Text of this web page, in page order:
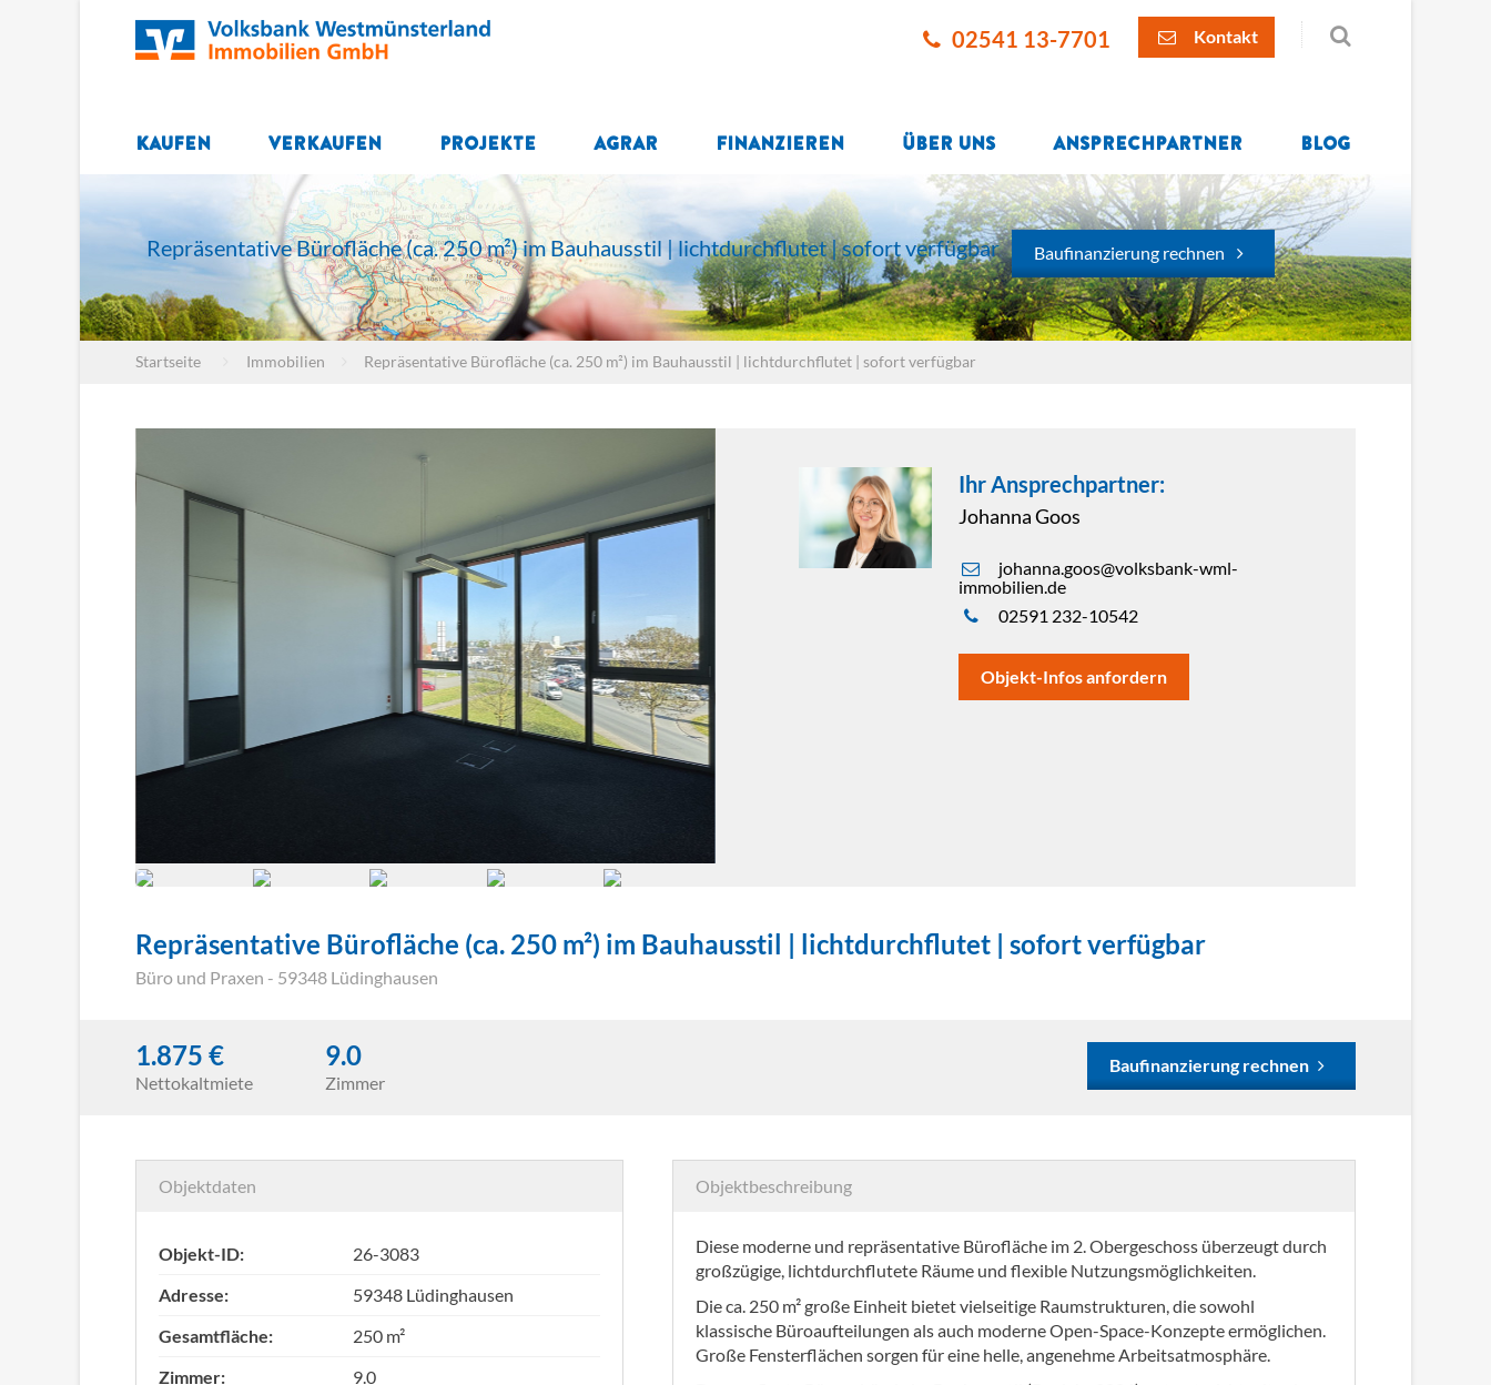
02541 13-7701 Kontakt
Kaufen Verkaufen Projekte Agrar Finanzieren Über uns Ansprechpartner Blog
Repräsentative Bürofläche (ca. 250 m²) im Bauhausstil | lichtdurchflutet | sofort verfügbar Baufinanzierung rechnen
Startseite Immobilien Repräsentative Bürofläche (ca. 250 m²) im Bauhausstil | lichtdurchflutet | sofort verfügbar
Ihr Ansprechpartner:
Johanna Goos
johanna.goos@volksbank-wml-
immobilien.de
02591 232-10542
Objekt-Infos anfordern
Repräsentative Bürofläche (ca. 250 m²) im Bauhausstil | lichtdurchflutet | sofort verfügbar
Büro und Praxen - 59348 Lüdinghausen
1.875 €
Nettokaltmiete
9.0
Zimmer
Baufinanzierung rechnen
Objektdaten
Objekt-ID:
26-3083
Adresse:
59348 Lüdinghausen
Gesamtfläche:
250 m²
Zimmer:
9.0
Objektbeschreibung
Diese moderne und repräsentative Bürofläche im 2. Obergeschoss überzeugt durch
großzügige, lichtdurchflutete Räume und flexible Nutzungsmöglichkeiten.
Die ca. 250 m² große Einheit bietet vielseitige Raumstrukturen, die sowohl
klassische Büroaufteilungen als auch moderne Open-Space-Konzepte ermöglichen.
Große Fensterflächen sorgen für eine helle, angenehme Arbeitsatmosphäre.